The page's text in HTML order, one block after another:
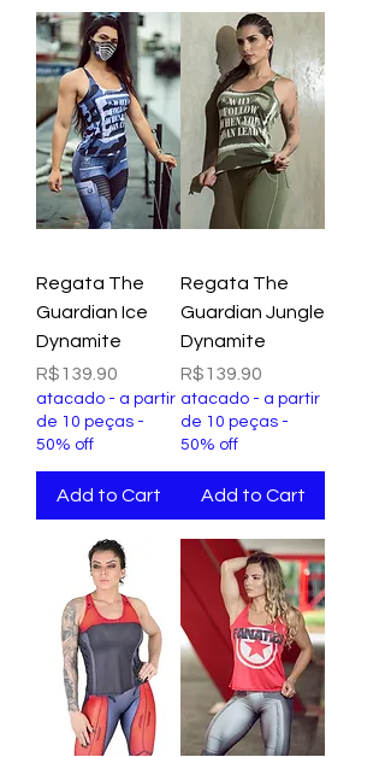
Regata The
Guardian Ice
Dynamite
Price
R$139.90
atacado - a partir
de 10 peças -
50% off
Add to Cart
Regata The
Guardian Jungle
Dynamite
Price
R$139.90
atacado - a partir
de 10 peças -
50% off
Add to Cart